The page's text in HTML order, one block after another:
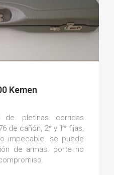
Kemen
de pletinas corridas
de cañón, 2* y 1* fijas,
impecable. se puede
de armas. porte no